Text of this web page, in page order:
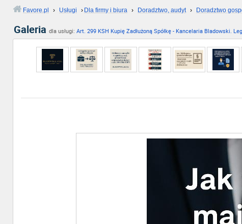
Favore.pl › Usługi › Dla firmy i biura › Doradztwo, audyt › Doradztwo
Galeria dla usługi: Art. 299 KSH Kupię Zadłużoną Spółkę - Kancelaria Bladowski.